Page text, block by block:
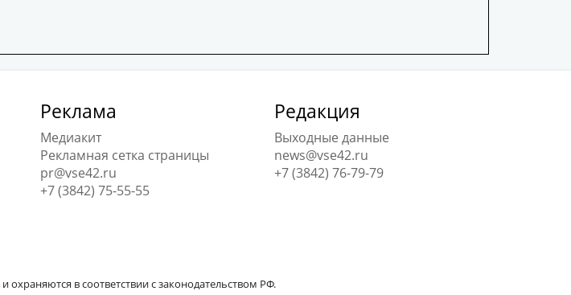
Реклама
Медиакит
Рекламная сетка страницы
pr@vse42.ru
+7 (3842) 75-55-55
Редакция
Выходные данные
news@vse42.ru
+7 (3842) 76-79-79
охраняются в соответствии с законодательством РФ.